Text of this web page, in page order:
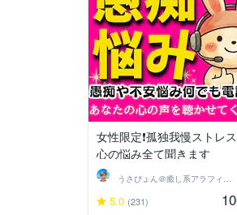
女性限定❗孤独我慢ストレ
心の悩み全て聞きます
5.0 (231)